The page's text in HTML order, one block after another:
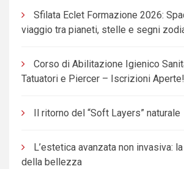
Sfilata Eclet Formazione 2026:
viaggio tra pianeti, stelle e segni
Corso di Abilitazione Igienico
Tatuatori e Piercer – Iscrizioni
Il ritorno del “Soft Layers” naturale
L’estetica avanzata non invasiva:
della bellezza